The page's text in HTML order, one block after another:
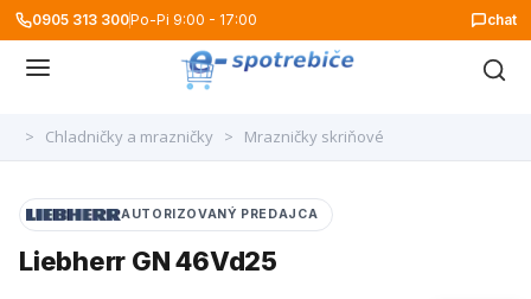
0905 313 300Po-Pi 9:00 - 17:00 chat
> Chladničky a mrazničky > Mrazničky skriňové
AUTORIZOVANÝ PREDAJCA
Liebherr GN 46Vd25